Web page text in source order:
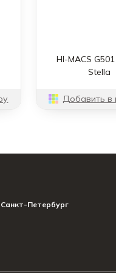
HI-MACS
Stella
Добавить в
Санкт-Петербург